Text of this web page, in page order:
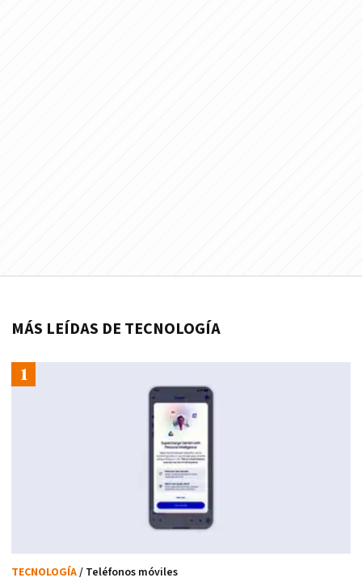
MÁS LEÍDAS DE TECNOLOGÍA
TECNOLOGÍA/ Teléfonos móviles